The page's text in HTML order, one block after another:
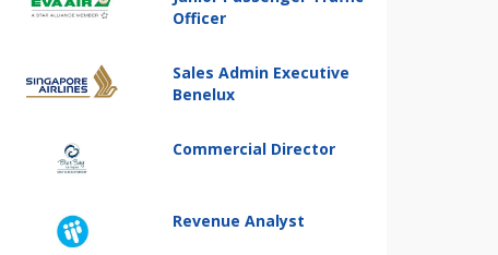
Officer
Sales Admin Executive
Benelux
Commercial Director
Revenue Analyst